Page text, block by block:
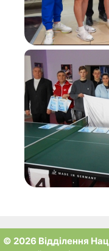
© 2026 Відділення